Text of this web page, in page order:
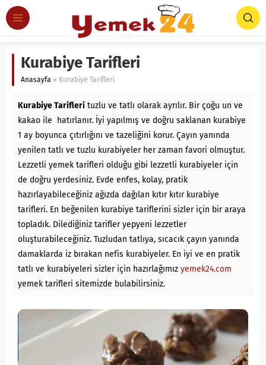
Kurabiye Tarifleri
Anasayfa » Kurabiye Tarifleri
Kurabiye Tarifleri tuzlu ve tatlı olarak ayrılır. Bir çoğu un ve
kakao ile hatırlanır. İyi yapılmış ve doğru saklanan kurabiye
1 ay boyunca çıtırlığını ve tazeliğini korur. Çayın yanında
yenilen tatlı ve tuzlu kurabiyeler her zaman favori olmuştur.
Lezzetli yemek tarifleri olduğu gibi lezzetli kurabiyeler için
de doğru yerdesiniz. Evde enfes, kolay, pratik
hazırlayabileceğiniz ağızda dağılan kıtır kıtır kurabiye
tarifleri. En beğenilen kurabiye tariflerini sizler için bir araya
topladık. Dilediğiniz tarifler yepyeni lezzetler
oluşturabileceğiniz. Tuzludan tatlıya, sıcacık çayın yanında
damaklarda iz bırakan nefis kurabiyeler. En iyi ve en pratik
tatlı ve kurabiyeleri sizler için hazırlağımız yemek24.com
yemek tarifleri sitemizde bulabilirsiniz.